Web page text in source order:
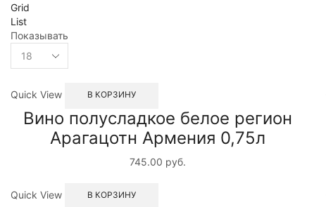
Grid
List
Показывать
Quick View В КОРЗИНУ
Вино полусладкое белое регион
Арагацотн Армения 0,75л
745.00 руб.
Quick View В КОРЗИНУ